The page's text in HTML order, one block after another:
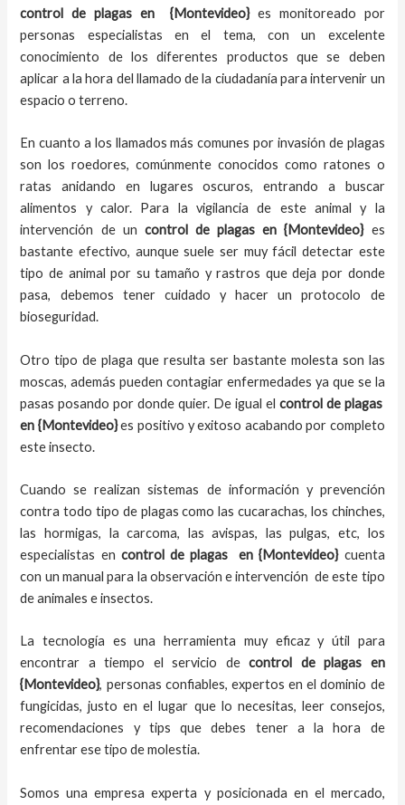
control de plagas en{Montevideo}es monitoreado por
personas especialistas en el tema, con un excelente
conocimiento de los diferentes productos que se deben
aplicar a la hora del llamado de la ciudadanía para intervenir un
espacio o terreno.
En cuanto a los llamados más comunes por invasión de plagas
son los roedores, comúnmente conocidos como ratones o
ratas anidando en lugares oscuros, entrando a buscar
alimentos y calor. Para la vigilancia de este animal y la
intervención de un control de plagas en {Montevideo} es
bastante efectivo, aunque suele ser muy fácil detectar este
tipo de animal por su tamaño y rastros que deja por donde
pasa, debemos tener cuidado y hacer un protocolo de
bioseguridad.
Otro tipo de plaga que resulta ser bastante molesta son las
moscas, además pueden contagiar enfermedades ya que se la
pasas posando por donde quier. De igual el control de plagas
en {Montevideo}es positivo y exitoso acabando por completo
este insecto.
Cuando se realizan sistemas de información y prevención
contra todo tipo de plagas como las cucarachas, los chinches,
las hormigas, la carcoma, las avispas, las pulgas, etc, los
especialistas en control de plagas en {Montevideo}cuenta
con un manual para la observación e intervención de este tipo
de animales e insectos.
La tecnología es una herramienta muy eficaz y útil para
encontrar a tiempo el servicio decontrol de plagas en
{Montevideo}, personas confiables, expertos en el dominio de
fungicidas, justo en el lugar que lo necesitas, leer consejos,
recomendaciones y tips que debes tener a la hora de
enfrentar ese tipo de molestia.
Somos una empresa experta y posicionada en el mercado,